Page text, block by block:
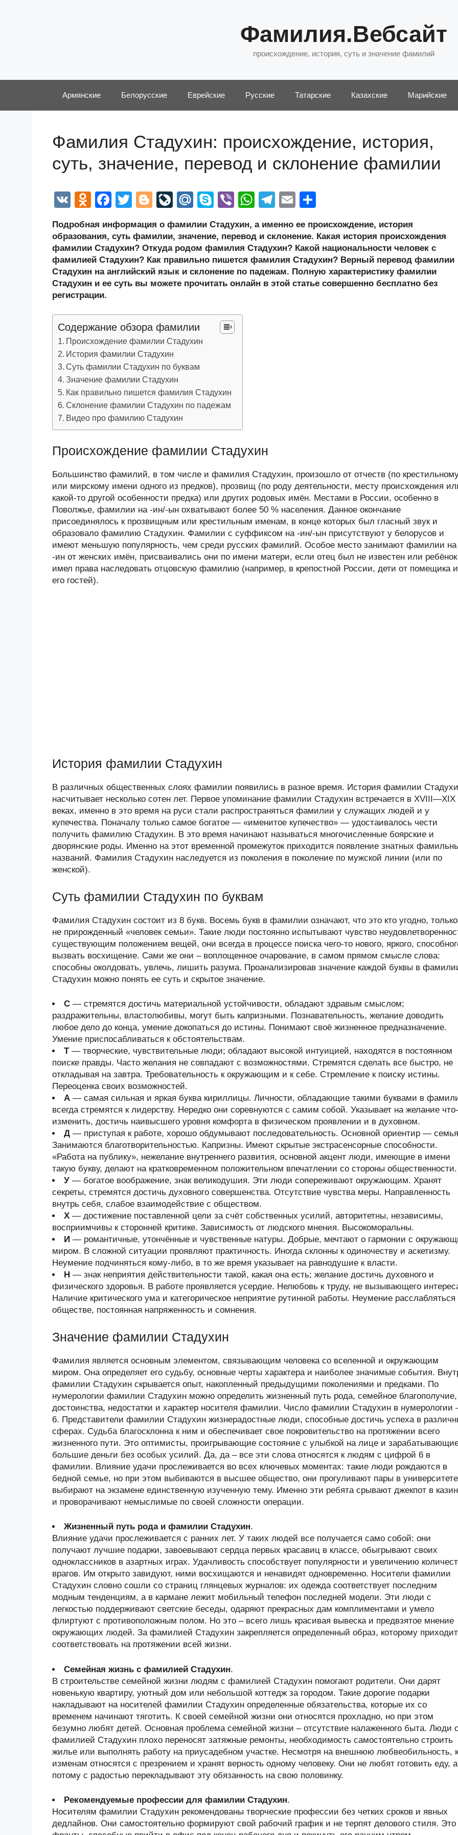
Фамилия.Вебсайт
происхождение, история, суть и значение фамилий
Армянские Белорусские Еврейские Русские Татарские Казахские Марийские
Фамилия Стадухин: происхождение, история,
суть, значение, перевод и склонение фамилии
V
O
n
o
kl
a
ss
ni
ki
F
c
e
b
o
k
T
tt
er
Bl
g
g
er
Li
e
J
o
ur
al
M
.R
u
S
p
e
Vi
er
W
at
s
A
p
T
e
gr
a
m
E
ail р
а
в
и
Подробная информация о фамилии Стадухин, а именно ее происхождение, история
образования, суть фамилии, значение, перевод и склонение. Какая история происхождения
фамилии Стадухин? Откуда родом фамилия Стадухин? Какой национальности человек с
фамилией Стадухин? Как правильно пишется фамилия Стадухин? Верный перевод фамилии
Стадухин на английский язык и склонение по падежам. Полную характеристику фамилии
Стадухин и ее суть вы можете прочитать онлайн в этой статье совершенно бесплатно без
регистрации.
Содержание обзора фамилии
Происхождение фамилии Стадухин
История фамилии Стадухин
Суть фамилии Стадухин по буквам
Значение фамилии Стадухин
Как правильно пишется фамилия Стадухин
Склонение фамилии Стадухин по падежам
Видео про фамилию Стадухин
Происхождение фамилии Стадухин
Большинство фамилий, в том числе и фамилия Стадухин, произошло от отчеств (по
или мирскому имени одного из предков), прозвищ (по роду деятельности, месту происхождения
какой-то другой особенности предка) или других родовых имён. Местами в России, особенно в
Поволжье, фамилии на -ин/-ын охватывают более 50 % населения. Данное окончание
присоединялось к прозвищным или крестильным именам, в конце которых был гласный звук и
образовало фамилию Стадухин. Фамилии с суффиксом на -ин/-ын присутствуют у белорусов и
имеют меньшую популярность, чем среди русских фамилий. Особое место занимают фамилии на
-ин от женских имён, присваивались они по имени матери, если отец был не известен или
имел права наследовать отцовскую фамилию (например, в крепостной России, дети от помещика
его гостей).
История фамилии Стадухин
В различных общественных слоях фамилии появились в разное время. История фамилии
насчитывает несколько сотен лет. Первое упоминание фамилии Стадухин встречается в XVIII—XIX
веках, именно в это время на руси стали распространяться фамилии у служащих людей и у
купечества. Поначалу только самое богатое — «именитое купечество» — удостаивалось чести
получить фамилию Стадухин. В это время начинают называться многочисленные боярские и
дворянские роды. Именно на этот временной промежуток приходится появление знатных
названий. Фамилия Стадухин наследуется из поколения в поколение по мужской линии (или по
женской).
Суть фамилии Стадухин по буквам
Фамилия Стадухин состоит из 8 букв. Восемь букв в фамилии означают, что это кто угодно, только
не прирожденный «человек семьи». Такие люди постоянно испытывают чувство
существующим положением вещей, они всегда в процессе поиска чего-то нового, яркого,
вызвать восхищение. Сами же они – воплощенное очарование, в самом прямом смысле слова:
способны околдовать, увлечь, лишить разума. Проанализировав значение каждой буквы в
Стадухин можно понять ее суть и скрытое значение.
С — стремятся достичь материальной устойчивости, обладают здравым смыслом;
раздражительны, властолюбивы, могут быть капризными. Познавательность, желание доводить
любое дело до конца, умение докопаться до истины. Понимают своё жизненное предназначение.
Умение приспосабливаться к обстоятельствам.
Т— творческие, чувствительные люди; обладают высокой интуицией, находятся в постоянном
поиске правды. Часто желания не совпадают с возможностями. Стремятся сделать все быстро, не
откладывая на завтра. Требовательность к окружающим и к себе. Стремление к поиску истины.
Переоценка своих возможностей.
А — самая сильная и яркая буква кириллицы. Личности, обладающие такими буквами в
всегда стремятся к лидерству. Нередко они соревнуются с самим собой. Указывает на желание
изменить, достичь наивысшего уровня комфорта в физическом проявлении и в духовном.
Д — приступая к работе, хорошо обдумывают последовательность. Основной ориентир —
Занимаются благотворительностью. Капризны. Имеют скрытые экстрасенсорные способности.
«Работа на публику», нежелание внутреннего развития, основной акцент люди, имеющие в имени
такую букву, делают на кратковременном положительном впечатлении со стороны общественности.
У — богатое воображение, знак великодушия. Эти люди сопереживают окружающим. Хранят
секреты, стремятся достичь духовного совершенства. Отсутствие чувства меры. Направленность
внутрь себя, слабое взаимодействие с обществом.
Х — достижение поставленной цели за счёт собственных усилий, авторитетны, независимы,
восприимчивы к сторонней критике. Зависимость от людского мнения. Высокоморальны.
И — романтичные, утончённые и чувственные натуры. Добрые, мечтают о гармонии с
миром. В сложной ситуации проявляют практичность. Иногда склонны к одиночеству и аскетизму.
Неумение подчиняться кому-либо, в то же время указывает на равнодушие к власти.
Н — знак неприятия действительности такой, какая она есть; желание достичь духовного и
физического здоровья. В работе проявляется усердие. Нелюбовь к труду, не вызывающего
Наличие критического ума и категорическое неприятие рутинной работы. Неумение расслабляться
обществе, постоянная напряженность и сомнения.
Значение фамилии Стадухин
Фамилия является основным элементом, связывающим человека со вселенной и окружающим
миром. Она определяет его судьбу, основные черты характера и наиболее значимые события.
фамилии Стадухин скрывается опыт, накопленный предыдущими поколениями и предками. По
нумерологии фамилии Стадухин можно определить жизненный путь рода, семейное благополучие,
достоинства, недостатки и характер носителя фамилии. Число фамилии Стадухин в
6. Представители фамилии Стадухин жизнерадостные люди, способные достичь успеха в
сферах. Судьба благосклонна к ним и обеспечивает свое покровительство на протяжении всего
жизненного пути. Это оптимисты, проигрывающие состояние с улыбкой на лице и
большие деньги без особых усилий. Да, да – все эти слова относятся к людям с цифрой 6 в
фамилии. Влияние удачи прослеживается во всех ключевых моментах: такие люди рождаются в
бедной семье, но при этом выбиваются в высшее общество, они прогуливают пары в
выбирают на экзамене единственную изученную тему. Именно эти ребята срывают джекпот в
и проворачивают немыслимые по своей сложности операции.
Жизненный путь рода и фамилии Стадухин.
Влияние удачи прослеживается с ранних лет. У таких людей все получается само собой: они
получают лучшие подарки, завоевывают сердца первых красавиц в классе, обыгрывают своих
одноклассников в азартных играх. Удачливость способствует популярности и увеличению
врагов. Им открыто завидуют, ними восхищаются и ненавидят одновременно. Носители фамилии
Стадухин словно сошли со страниц глянцевых журналов: их одежда соответствует последним
модным тенденциям, а в кармане лежит мобильный телефон последней модели. Эти люди с
легкостью поддерживают светские беседы, одаряют прекрасных дам комплиментами и умело
флиртуют с противоположным полом. Но это – всего лишь красивая вывеска и предвзятое мнение
окружающих людей. За фамилией Стадухин закрепляется определенный образ, которому
соответствовать на протяжении всей жизни.
Семейная жизнь с фамилией Стадухин.
В строительстве семейной жизни людям с фамилией Стадухин помогают родители. Они дарят
новенькую квартиру, уютный дом или небольшой коттедж за городом. Такие дорогие подарки
накладывают на носителей фамилии Стадухин определенные обязательства, которые их со
временем начинают тяготить. К своей семейной жизни они относятся прохладно, но при этом
безумно любят детей. Основная проблема семейной жизни – отсутствие налаженного быта. Люди с
фамилией Стадухин плохо переносят затяжные ремонты, необходимость самостоятельно строить
жилье или выполнять работу на приусадебном участке. Несмотря на внешнюю любвеобильность, к
изменам относятся с презрением и хранят верность одному человеку. Они не любят готовить еду, а
потому с радостью перекладывают эту обязанность на свою половинку.
Рекомендуемые профессии для фамилии Стадухин.
Носителям фамилии Стадухин рекомендованы творческие профессии без четких сроков и явных
дедлайнов. Они самостоятельно формируют свой рабочий график и не терпят делового стиля. Это